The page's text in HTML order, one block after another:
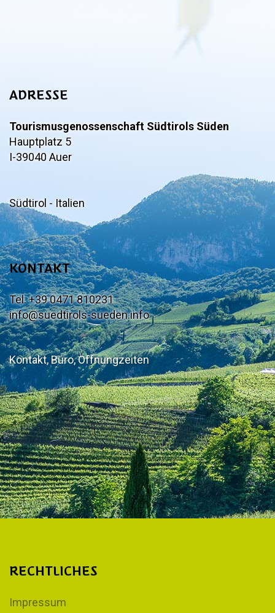
ADRESSE
Tourismusgenossenschaft Südtirols Süden
Hauptplatz 5
I-39040 Auer
Südtirol - Italien
KONTAKT
Tel. +39 0471 810231
info@suedtirols-sueden.info
Kontakt, Büro, Öffnungzeiten
RECHTLICHES
Impressum